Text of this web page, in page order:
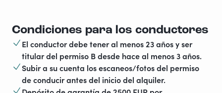
Condiciones para los conductores
El conductor debe tener al menos 23 años y ser
titular del permiso B desde hace al menos 3 años.
Subir a su cuenta los escaneos/fotos del permiso
de conducir antes del inicio del alquiler.